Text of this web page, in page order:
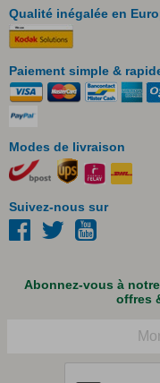
Qualité inégalée en
Paiement simple &
Modes de livraison
Suivez-nous sur
Abonnez-vous à
offres